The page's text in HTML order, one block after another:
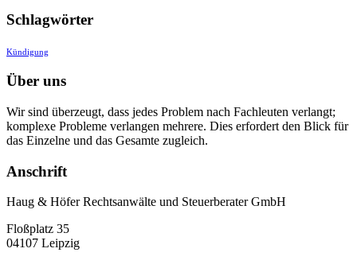
Schlagwörter
Kündigung
Über uns
Wir sind überzeugt, dass jedes Problem nach Fachleuten verlangt;
komplexe Probleme verlangen mehrere. Dies erfordert den Blick für
das Einzelne und das Gesamte zugleich.
Anschrift
Haug & Höfer Rechtsanwälte und Steuerberater GmbH
Floßplatz 35
04107 Leipzig